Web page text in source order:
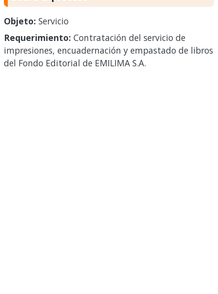
Objeto: Servicio
Requerimiento: Contratación del servicio de
impresiones, encuadernación y empastado de libros
del Fondo Editorial de EMILIMA S.A.